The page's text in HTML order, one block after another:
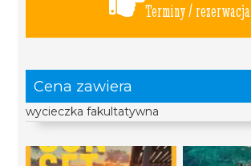
Terminy / rezerwacja
Cena zawiera
wycieczka fakultatywna